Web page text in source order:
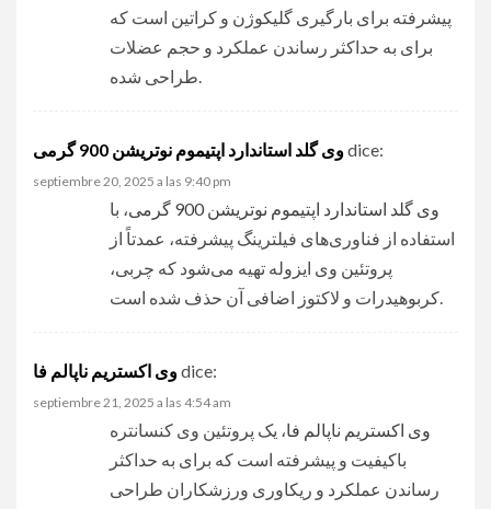
پیشرفته برای بارگیری گلیکوژن و کراتین است که
برای به حداکثر رساندن عملکرد و حجم عضلات
طراحی شده.
وی گلد استاندارد اپتیموم نوتریشن 900 گرمیdice:
septiembre 20, 2025 a las 9:40 pm
وی گلد استاندارد اپتیموم نوتریشن 900 گرمی
، با
استفاده از فناوری‌های فیلترینگ پیشرفته، عمدتاً از
پروتئین وی ایزوله تهیه می‌شود که چربی،
کربوهیدرات و لاکتوز اضافی آن حذف شده است.
وی اکستریم ناپالم فاdice:
septiembre 21, 2025 a las 4:54 am
وی اکستریم ناپالم فا، یک پروتئین وی کنسانتره
باکیفیت و پیشرفته است که برای به حداکثر
رساندن عملکرد و ریکاوری ورزشکاران طراحی